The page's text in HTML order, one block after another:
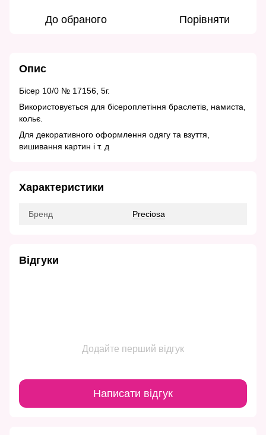
До обраного Порівняти
Опис
Бісер 10/0 № 17156, 5г.
Використовується для бісероплетіння браслетів, намиста,
кольє.
Для декоративного оформлення одягу та взуття,
вишивання картин і т. д
Характеристики
Бренд Preciosa
Відгуки
Додайте перший відгук
Написати відгук